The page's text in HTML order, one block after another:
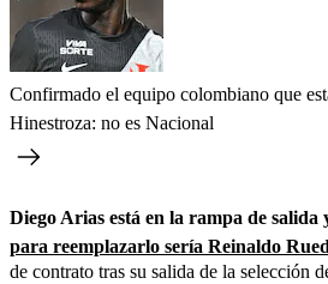
Confirmado el equipo colombiano que
Hinestroza: no es Nacional
Diego Arias está en la rampa de salida
para reemplazarlo sería Reinaldo
de contrato tras su salida de la selección